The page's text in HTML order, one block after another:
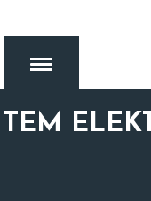
TEM
MENU